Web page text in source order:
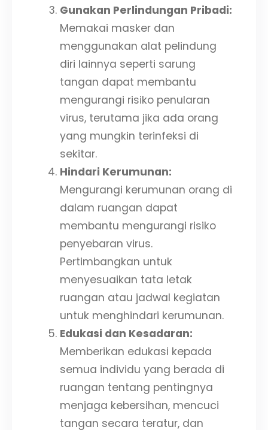
Gunakan Perlindungan Pribadi:
Memakai masker dan
menggunakan alat pelindung
diri lainnya seperti sarung
tangan dapat membantu
mengurangi risiko penularan
virus, terutama jika ada orang
yang mungkin terinfeksi di
sekitar.
Hindari Kerumunan:
Mengurangi kerumunan orang di
dalam ruangan dapat
membantu mengurangi risiko
penyebaran virus.
Pertimbangkan untuk
menyesuaikan tata letak
ruangan atau jadwal kegiatan
untuk menghindari kerumunan.
Edukasi dan Kesadaran:
Memberikan edukasi kepada
semua individu yang berada di
ruangan tentang pentingnya
menjaga kebersihan, mencuci
tangan secara teratur, dan